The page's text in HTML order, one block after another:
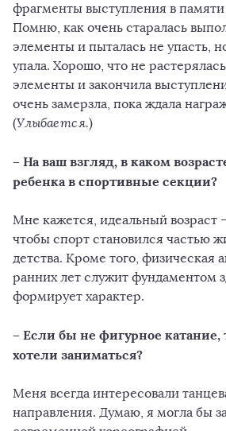
фрагменты выступления в памяти
Помню, как очень старалась
элементы и пыталась не упасть,
упала. Хорошо, что не
элементы и закончила
очень замерзла, пока ждала
(Улыбается.)
– На ваш взгляд, в каком
ребенка в спортивные секции?
Мне кажется, идеальный возраст
чтобы спорт становился частью
детства. Кроме того, физическая
ранних лет служит фундаментом
формирует характер.
– Если бы не фигурное
хотели заниматься?
Меня всегда интересовали
направления. Думаю, я могла бы